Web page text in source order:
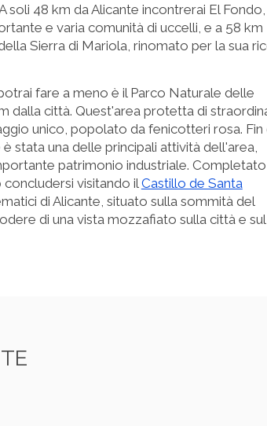
soli 48 km da Alicante incontrerai El Fondo,
e varia comunità di uccelli, e a 58 km
Sierra di Mariola, rinomato per la sua
fare a meno è il Parco Naturale delle
dalla città. Quest'area protetta di
unico, popolato da fenicotteri rosa. Fin
stata una delle principali attività dell'area,
patrimonio industriale. Completato
visitando il Castillo de Santa
di Alicante, situato sulla sommità del
di una vista mozzafiato sulla città e sul